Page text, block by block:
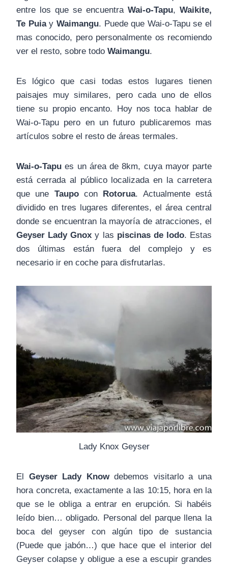
entre los que se encuentra Wai-o-Tapu, Waikite,
Te Puiay Waimangu. Puede que Wai-o-Tapu se el
mas conocido, pero personalmente os recomiendo
ver el resto, sobre todo Waimangu.
Es lógico que casi todas estos lugares tienen
paisajes muy similares, pero cada uno de ellos
tiene su propio encanto. Hoy nos toca hablar de
Wai-o-Tapu pero en un futuro publicaremos mas
artículos sobre el resto de áreas termales.
Wai-o-Tapu es un área de 8km, cuya mayor parte
está cerrada al público localizada en la carretera
que une Taupocon Rotorua. Actualmente está
dividido en tres lugares diferentes, el área central
donde se encuentran la mayoría de atracciones, el
Geyser Lady Gnox y las piscinas de lodo. Estas
dos últimas están fuera del complejo y es
necesario ir en coche para disfrutarlas.
Lady Knox Geyser
El Geyser Lady Knowdebemos visitarlo a una
hora concreta, exactamente a las 10:15, hora en la
que se le obliga a entrar en erupción. Si habéis
leído bien… obligado. Personal del parque llena la
boca del geyser con algún tipo de sustancia
(Puede que jabón…) que hace que el interior del
Geyser colapse y obligue a ese a escupir grandes